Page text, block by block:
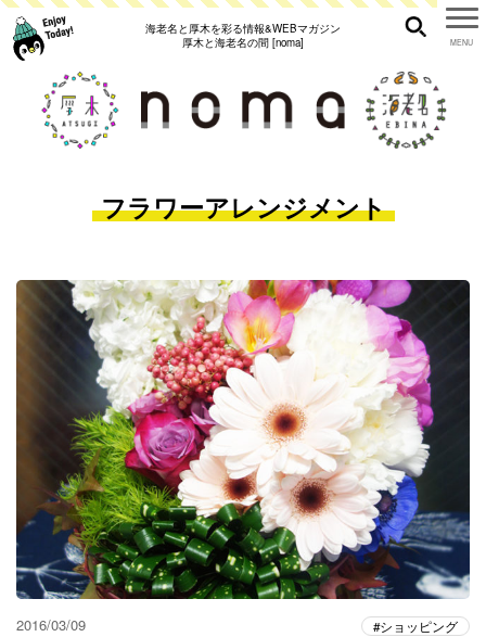
海老名と厚木を彩る情報&WEBマガジン
厚木と海老名の間 [noma]
フラワーアレンジメント
2016/03/09 ショッピング